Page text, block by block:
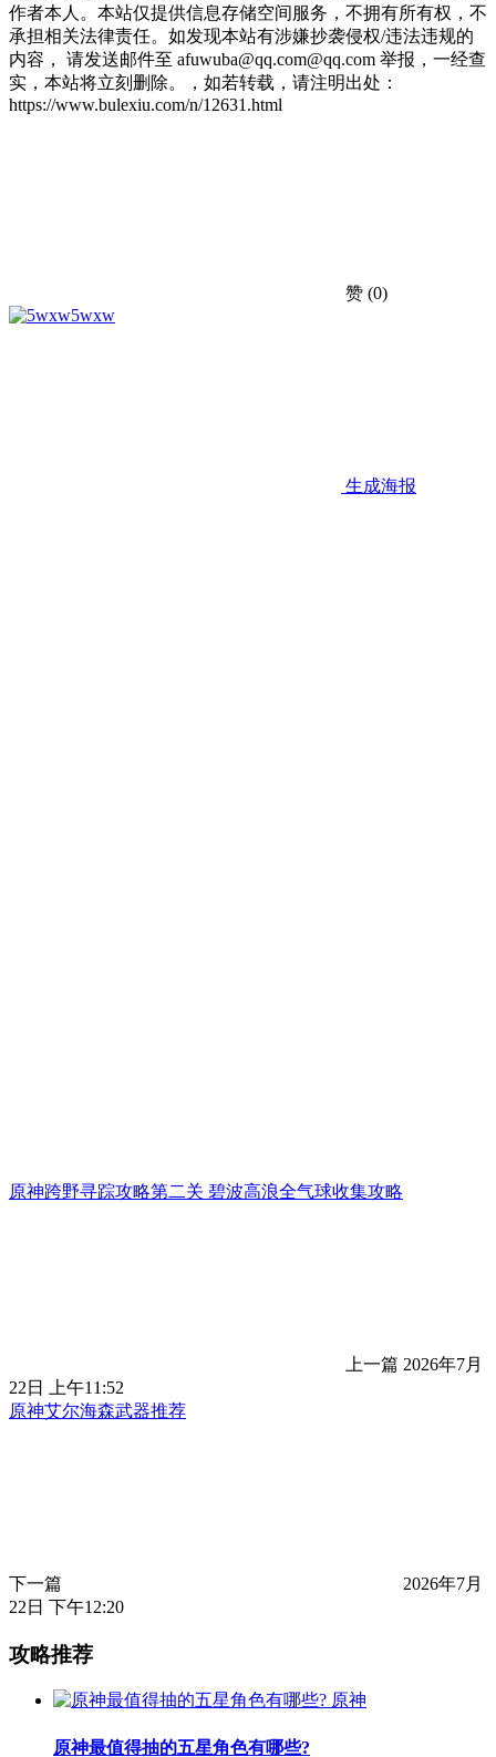
作者本人。本站仅提供信息存储空间服务，不拥有所有权，不
承担相关法律责任。如发现本站有涉嫌抄袭侵权/违法违规的
内容， 请发送邮件至 afuwuba@qq.com@qq.com 举报，一经查
实，本站将立刻删除。，如若转载，请注明出处：
https://www.bulexiu.com/n/12631.html
赞 (0)
5wxw
生成海报
原神跨野寻踪攻略第二关 碧波高浪全气球收集攻略
上一篇 2026年7月
22日 上午11:52
原神艾尔海森武器推荐
下一篇
2026年7月
22日 下午12:20
攻略推荐
原神
原神最值得抽的五星角色有哪些?